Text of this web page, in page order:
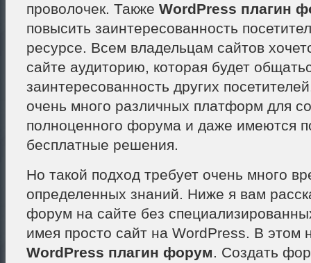
проволочек. Также WordPress плагин
повысить заинтересованность
ресурсе. Всем владельцам сайтов
сайте аудиторию, которая будет
заинтересованность других
очень много различных платформ для
полноценного форума и даже имеются
бесплатные решения.
Но такой подход требует очень много
определенных знаний. Ниже я вам
форум на сайте без
имея просто сайт на WordPress. В этом
WordPress плагин форум. Создать